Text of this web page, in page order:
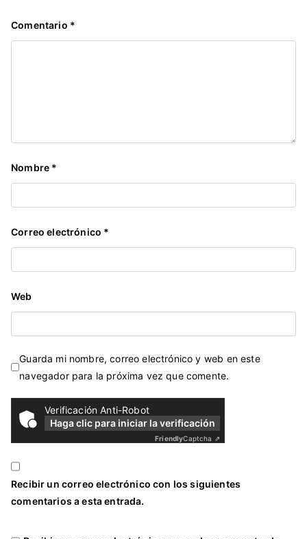
Comentario *
Nombre *
Correo electrónico *
Web
Guarda mi nombre, correo electrónico y web en este
navegador para la próxima vez que comente.
Verificación Anti-Robot
Haga clic para iniciar la verificación
FriendlyCaptcha ⇗
Recibir un correo electrónico con los siguientes
comentarios a esta entrada.